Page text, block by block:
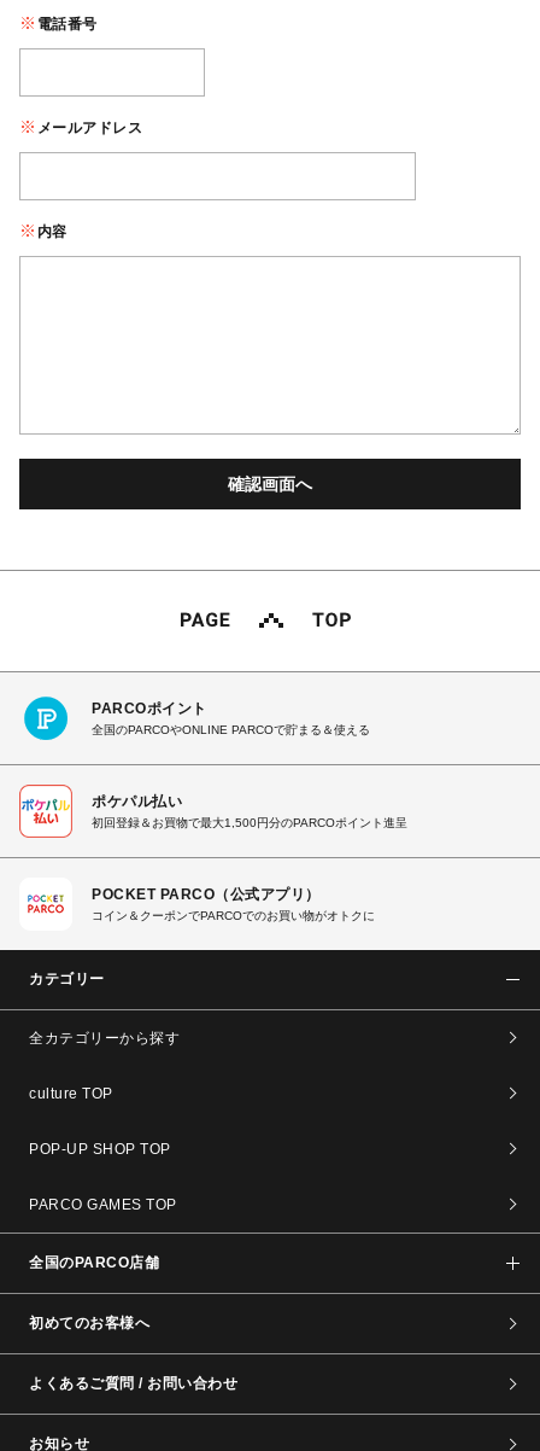
電話番号
メールアドレス
内容
PARCOポイント
全国のPARCOやONLINE PARCOで貯まる＆使える
ポケパル払い
初回登録＆お買物で最大1,500円分のPARCOポイント進呈
POCKET PARCO（公式アプリ）
コイン＆クーポンでPARCOでのお買い物がオトクに
カテゴリー
全カテゴリーから探す
culture TOP
POP-UP SHOP TOP
PARCO GAMES TOP
全国のPARCO店舗
初めてのお客様へ
よくあるご質問 / お問い合わせ
お知らせ